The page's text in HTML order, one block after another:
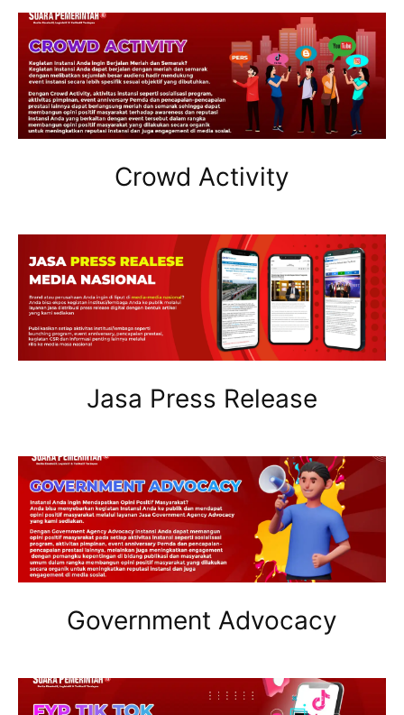
Crowd Activity
Jasa Press Release
Government Advocacy